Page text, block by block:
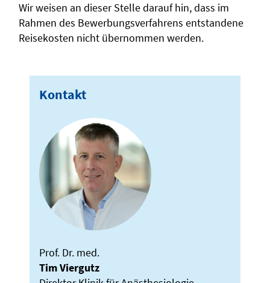
Wir weisen an dieser Stelle darauf hin, dass im
Rahmen des Bewerbungsverfahrens entstandene
Reisekosten nicht übernommen werden.
Kontakt
Prof. Dr. med.
Tim Viergutz